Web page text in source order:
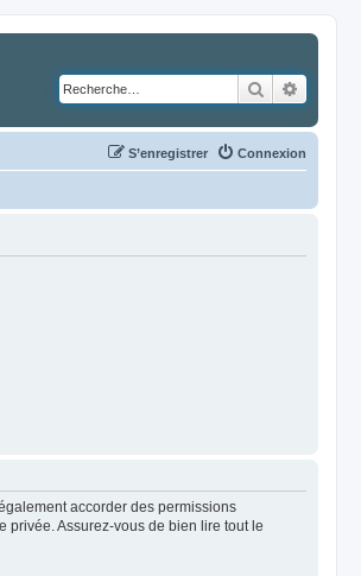
Rechercher
Connexion
S’enregistrer
accorder des permissions
privée. Assurez-vous de bien lire tout le